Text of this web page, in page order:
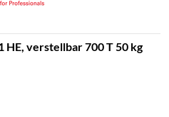
HE, verstellbar 700 T 50 kg